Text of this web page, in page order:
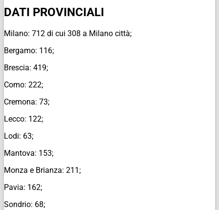
DATI PROVINCIALI
Milano: 712 di cui 308 a Milano città;
Bergamo: 116;
Brescia: 419;
Como: 222;
Cremona: 73;
Lecco: 122;
Lodi: 63;
Mantova: 153;
Monza e Brianza: 211;
Pavia: 162;
Sondrio: 68;